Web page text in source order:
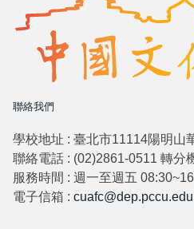
聯絡我們
學校地址 : 臺北市11114陽明山
聯絡電話 : (02)2861-0511 轉分
服務時間 : 週一至週五
電子信箱 :